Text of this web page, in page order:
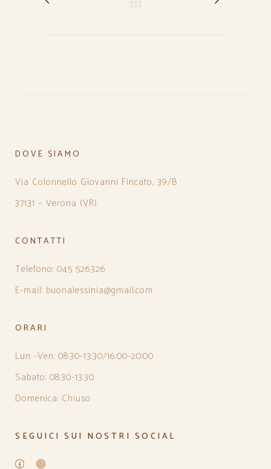
DOVE SIAMO
Via Colonnello Giovanni Fincato, 39/B
37131 – Verona (VR)
CONTATTI
Telefono: 045 526326
E-mail: buonalessinia@gmail.com
ORARI
Lun -Ven: 08:30-13:30/16:00-20:00
Sabato: 08:30-13:30
Domenica: Chiuso
SEGUICI SUI NOSTRI SOCIAL